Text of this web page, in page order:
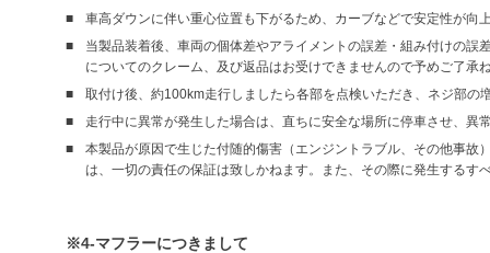
車高ダウンに伴い重心位置も下がるため、カーブなどで安定性が
当製品装着後、車両の個体差やアライメントの誤差・組み付けの
についてのクレーム、及び返品はお受けできませんので予めご了承
取付け後、約100km走行しましたら各部を点検いただき、ネジ部
走行中に異常が発生した場合は、直ちに安全な場所に停車させ、異
本製品が原因で生じた付随的傷害（エンジントラブル、その他事
は、一切の責任の保証は致しかねます。また、その際に発生する
※4-マフラーにつきまして